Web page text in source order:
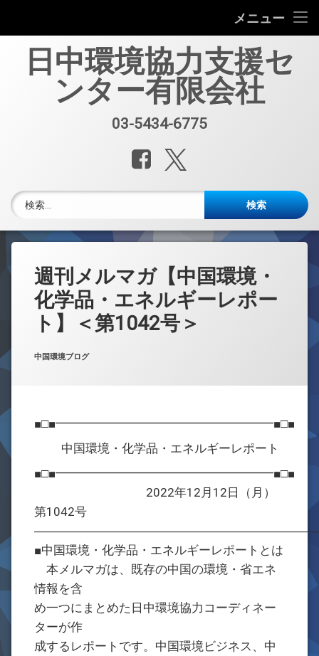
メニュー
中国環境規制対応セミナー（第33回）
中国環境規制対応支援業務紹介
セミナー、資料販売
中文
お問合せ
日中環境協力支援セ
ンター有限会社
03-5434-6775
Facebook
週刊メルマガ【中国環境・
化学品・エネルギーレポー
ト】＜第1042号＞
Posted on 2022年12月12日
byw059105
カテゴリー:
中国環境ブログ
■□■━━━━━━━━━━━━━━━━━━■□■
中国環境・化学品・エネルギーレポート
■□■━━━━━━━━━━━━━━━━━━■□■
2022年12月12日（月）
第1042号
■中国環境・化学品・エネルギーレポートとは
本メルマガは、既存の中国の環境・省エネ
情報を含
め一つにまとめた日中環境協力コーディネー
ターが作
成するレポートです。中国環境ビジネス、中